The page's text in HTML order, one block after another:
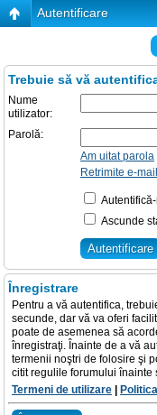
Autentificare
Trebuie să vă
Nume
utilizator:
Parolă:
Am uitat parola
Retrimite e-
Ascunde
Înregistrare
Pentru a vă autentifica,
secunde, dar vă va oferi
poate de asemenea să
înregistraţi. Înainte de a vă
termenii noştri de folosire şi
citit regulile forumului înainte
Termeni de utilizare